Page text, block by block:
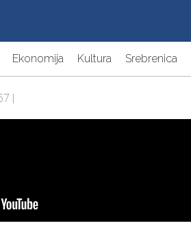
Ekonomija Kultura Srebrenica
|